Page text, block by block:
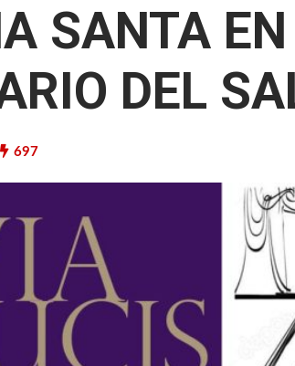
SANTA
DEL
697